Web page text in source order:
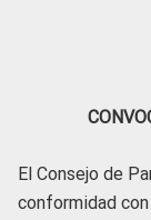
El Consejo de
conformidad